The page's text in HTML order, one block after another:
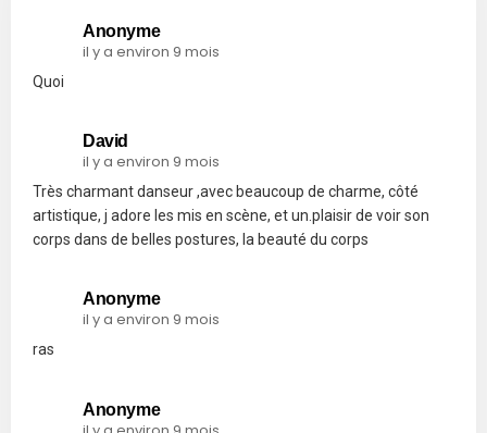
Anonyme
il y a environ 9 mois
Quoi
David
il y a environ 9 mois
Très charmant danseur ,avec beaucoup de charme, côté
artistique, j adore les mis en scène, et un.plaisir de voir son
corps dans de belles postures, la beauté du corps
Anonyme
il y a environ 9 mois
ras
Anonyme